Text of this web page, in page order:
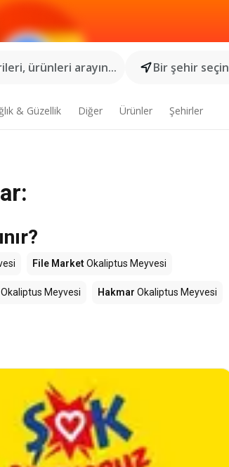
ürünleri arayın...
Bir şehir seçin
& Güzellik Diğer Ürünler Şehirler
File MarketOkaliptus Meyvesi
Okaliptus Meyvesi Hakmar Okaliptus Meyvesi